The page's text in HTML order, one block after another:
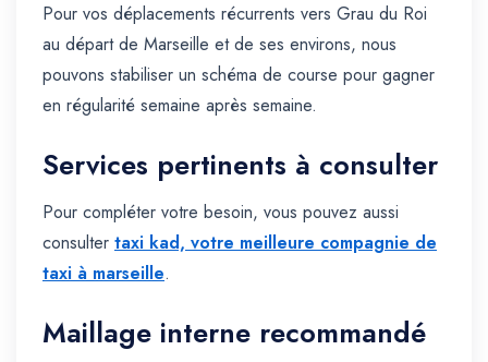
Pour vos déplacements récurrents vers Grau du Roi
au départ de Marseille et de ses environs, nous
pouvons stabiliser un schéma de course pour gagner
en régularité semaine après semaine.
Services pertinents à consulter
Pour compléter votre besoin, vous pouvez aussi
consulter taxi kad, votre meilleure compagnie de
taxi à marseille.
Maillage interne recommandé